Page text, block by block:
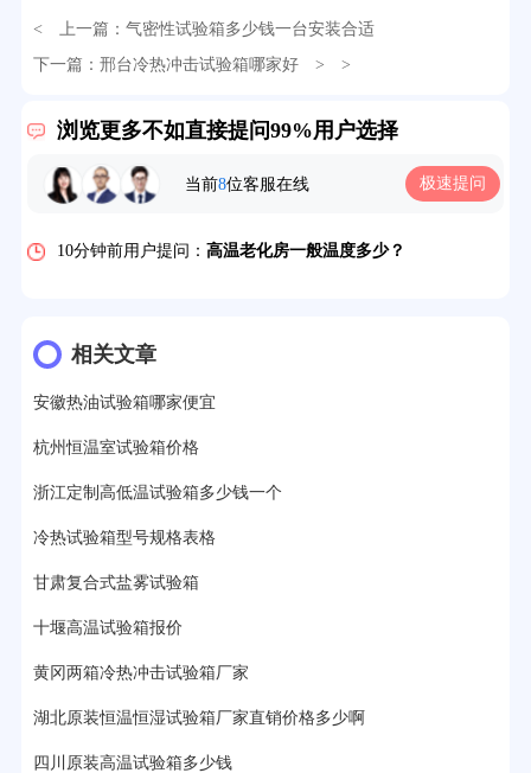
< 上一篇： 气密性试验箱多少钱一台安装合适
下一篇： 邢台冷热冲击试验箱哪家好> >
浏览更多不如直接提问99%用户选择
当前8位客服在线 极速提问
32分钟前用户提问：氙灯老化试验箱价格多少？
7分钟前用户提问： 老化房安全要求标准有哪些？
10分钟前用户提问： 高温老化房一般温度多少？
13分钟前用户提问：
15分钟前用户提问：高低温试验箱玻璃用什么材料？
17分钟前用户提问：
22分钟前用户提问：紫外线老化箱辐照时间是多久？
25分钟前用户提问：老化箱和干燥箱区别？
27分钟前用户提问：
32分钟前用户提问：
2分钟前用户提问：大型高温老化房价格多少钱？
相关文章
安徽热油试验箱哪家便宜
杭州恒温室试验箱价格
浙江定制高低温试验箱多少钱一个
冷热试验箱型号规格表格
甘肃复合式盐雾试验箱
十堰高温试验箱报价
黄冈两箱冷热冲击试验箱厂家
湖北原装恒温恒湿试验箱厂家直销价格多少啊
四川原装高温试验箱多少钱